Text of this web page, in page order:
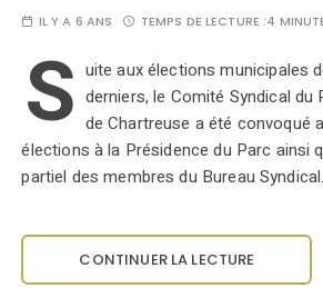
IL Y A 6 ANS TEMPS DE LECTURE :4
S uite aux élections municipales
derniers, le Comité Syndical du
de Chartreuse a été convoqué
élections à la Présidence du Parc ainsi
partiel des membres du Bureau
CONTINUER LA LECTURE